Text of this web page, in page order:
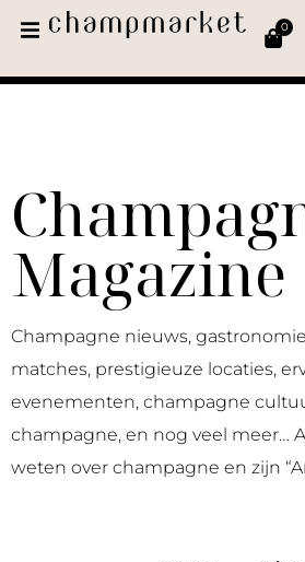
0
Magazine
Champagne nieuws,
matches, prestigieuze locaties,
evenementen, champagne
champagne, en nog veel meer…
weten over champagne en zijn